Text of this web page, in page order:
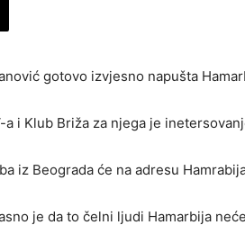
gotovo izvjesno napušta
a i Klub Briža za njega je
iz Beograda će na adresu
je da to čelni ljudi Hamarbija